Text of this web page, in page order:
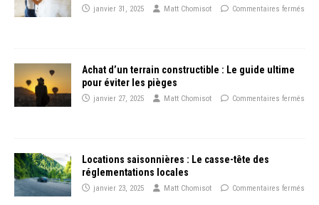
janvier 31, 2025 Matt Chomisot Commentaires fermés
Achat d’un terrain constructible : Le guide ultime
pour éviter les pièges
janvier 27, 2025 Matt Chomisot Commentaires fermés
Locations saisonnières : Le casse-tête des
réglementations locales
janvier 23, 2025 Matt Chomisot Commentaires fermés